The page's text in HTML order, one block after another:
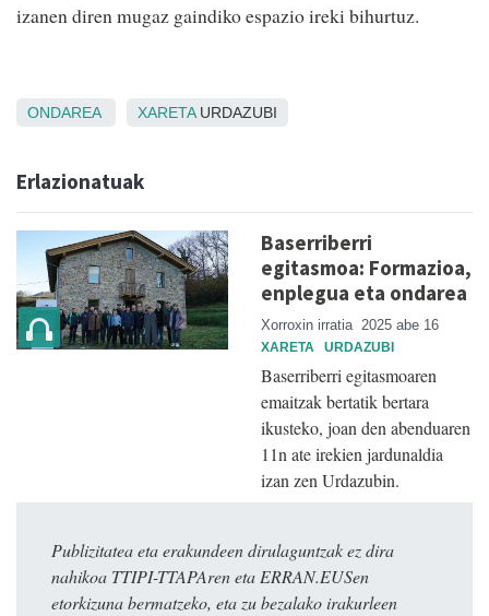
izanen diren mugaz gaindiko espazio ireki bihurtuz.
ONDAREA XARETAURDAZUBI
Erlazionatuak
Baserriberri
egitasmoa: Formazioa,
enplegua eta ondarea
Xorroxin irratia 2025 abe 16
XARETA URDAZUBI
Baserriberri egitasmoaren
emaitzak bertatik bertara
ikusteko, joan den abenduaren
11n ate irekien jardunaldia
izan zen Urdazubin.
Publizitatea eta erakundeen dirulaguntzak ez dira
nahikoa TTIPI-TTAPAren eta ERRAN.EUSen
etorkizuna bermatzeko, eta zu bezalako irakurleen